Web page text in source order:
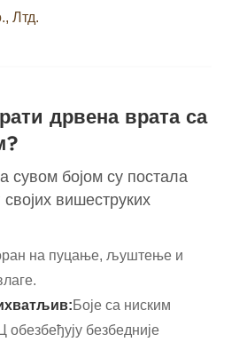
Лтд.
дрвена врата са
сувом бојом су постала
вишеструких
на пуцање, љуштење и
Боје са ниским
безбедније